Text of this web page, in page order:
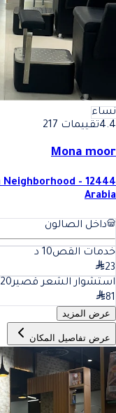
نساء
4.4تقييمات 217
Mona moor
Arabia
داخل الصالون
خدمات القص10 د
23
استشوار الشعر قصير20
81
عرض المزيد
عرض تفاصيل المكان